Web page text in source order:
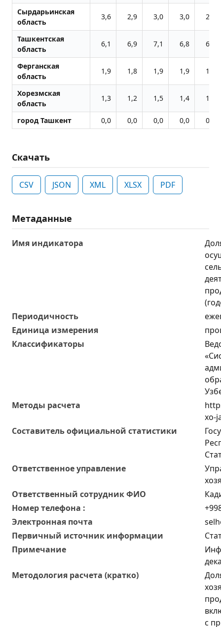
Сырдарьинская
область
3,6 2,9 3,0 3,0 2,9
Ташкентская
область
6,1 6,9 7,1 6,8 6,8
Ферганская
область
1,9 1,8 1,9 1,9 1,9
Хорезмская
область
1,3 1,2 1,5 1,4 1,4
город Ташкент 0,0 0,0 0,0 0,0 0,0
Скачать
CSV JSON XML XLSX PDF
Метаданные
Имя индикатора
Периодичность
Единица измерения
Классификаторы
Методы расчета
xo-
Составитель официальной статистики
Ответственное управление
Oтветственный сотрудник ФИО
Номер телефона :
Электронная почта
Первичный источник информации
Примечание
Методология расчета (кратко)
с